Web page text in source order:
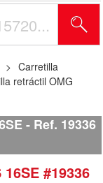
Carretilla
retráctil OMG
Ref. 19336
16SE #19336